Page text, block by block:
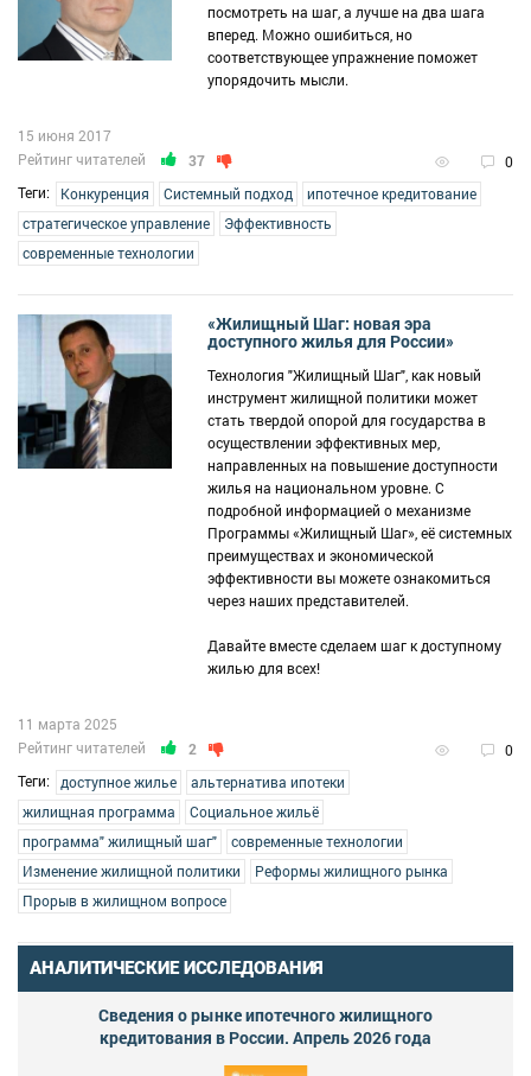
посмотреть на шаг, а лучше на два шага
вперед. Можно ошибиться, но
соответствующее упражнение поможет
упорядочить мысли.
Рейтинг читателей 37 0
15 июня 2017
Теги: Конкуренция Системный подход
ипотечное кредитование
стратегическое управление
Эффективность
современные технологии
«Жилищный Шаг: новая эра
доступного жилья для России»
Технология "Жилищный Шаг", как новый
инструмент жилищной политики может
стать твердой опорой для государства в
осуществлении эффективных мер,
направленных на повышение доступности
жилья на национальном уровне. С
подробной информацией о механизме
Программы «Жилищный Шаг», её системных
преимуществах и экономической
эффективности вы можете ознакомиться
через наших представителей.
Давайте вместе сделаем шаг к доступному
жилью для всех!
Рейтинг читателей 2 0
11 марта 2025
Теги: доступное жилье
альтернатива ипотеки
жилищная программа
Социальное жильё
программа" жилищный шаг"
современные технологии
Изменение жилищной политики
Реформы жилищного рынка
Прорыв в жилищном вопросе
АНАЛИТИЧЕСКИЕ ИССЛЕДОВАНИЯ
Сведения о рынке ипотечного жилищного
кредитования в России. Апрель 2026 года